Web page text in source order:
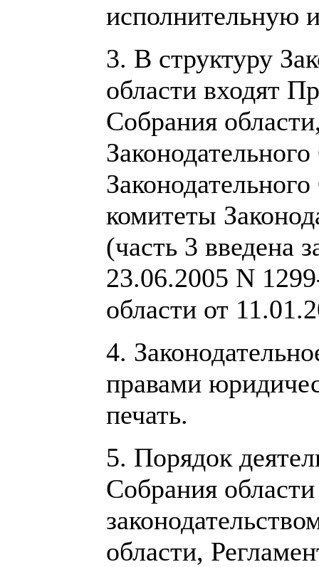
исполнительную
3. В структуру
области входят
Собрания
комитеты
(часть 3 введена
23.06.2005 N
области от
4.
правами
печать.
5. Порядок
Собрания
области,